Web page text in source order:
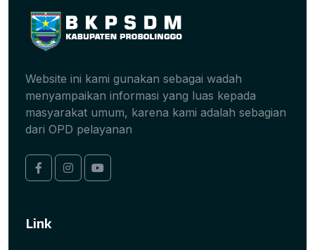
Website ini kami gunakan sebagai wadah
menyampaikan informasi yang luas kepada
masyarakat umum, karena kami adalah sebagian
dari OPD pelayanan
Link